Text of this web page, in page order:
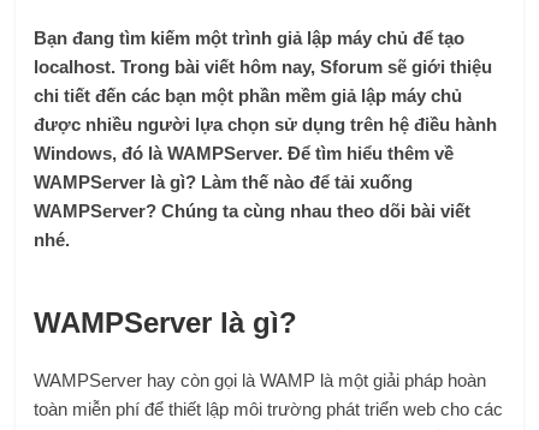
Bạn đang tìm kiếm một trình giả lập máy chủ để tạo
localhost. Trong bài viết hôm nay, Sforum sẽ giới thiệu
chi tiết đến các bạn một phần mềm giả lập máy chủ
được nhiều người lựa chọn sử dụng trên hệ điều hành
Windows, đó là WAMPServer. Để tìm hiểu thêm về
WAMPServer là gì? Làm thế nào để tải xuống
WAMPServer? Chúng ta cùng nhau theo dõi bài viết
nhé.
WAMPServer là gì?
WAMPServer hay còn gọi là WAMP là một giải pháp hoàn
toàn miễn phí để thiết lập môi trường phát triển web cho các